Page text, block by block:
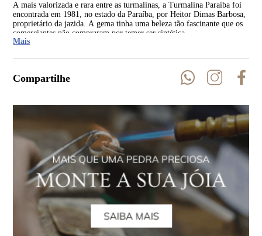
A mais valorizada e rara entre as turmalinas, a Turmalina Paraíba foi
encontrada em 1981, no estado da Paraíba, por Heitor Dimas Barbosa,
proprietário da jazida. A gema tinha uma beleza tão fascinante que os
comerciantes não compraram por temer ser sintética.
Mais
Compartilhe